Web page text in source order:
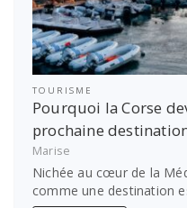
TOURISME
Pourquoi la Corse
prochaine
Marise
Nichée au cœur de la
comme une destination